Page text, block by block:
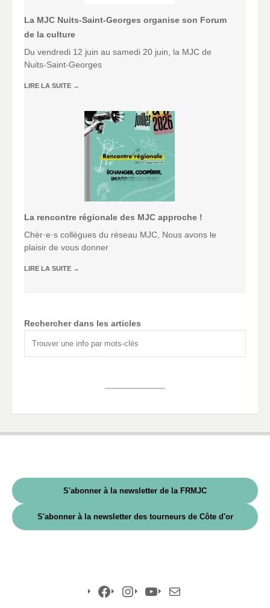
La MJC Nuits-Saint-Georges organise son Forum
de la culture
Du vendredi 12 juin au samedi 20 juin, la MJC de
Nuits-Saint-Georges
LIRE LA SUITE →
La rencontre régionale des MJC approche !
Chèr·e·s collègues du réseau MJC, Nous avons le
plaisir de vous donner
LIRE LA SUITE →
Rechercher dans les articles
S'abonner à la newsletter de la FRMJC
S'abonner à la newsletter des tourneurs de Côte d'or
Facebook